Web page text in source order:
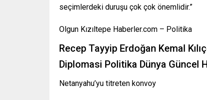
seçimlerdeki duruşu çok çok önemlidir.”
Olgun Kızıltepe Haberler.com – Politika
Recep Tayyip Erdoğan Kemal
Diplomasi Politika Dünya Güncel
Netanyahu’yu titreten konvoy